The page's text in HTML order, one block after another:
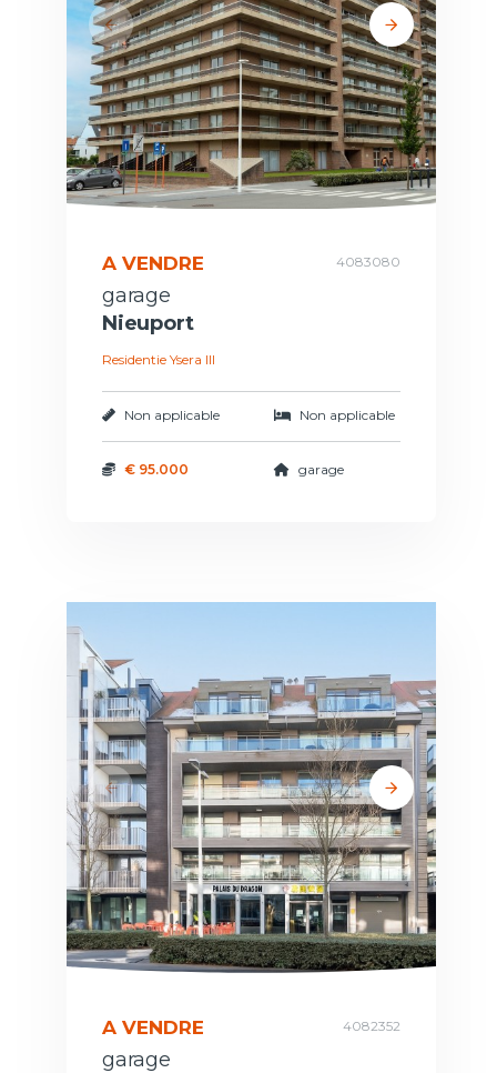
A VENDRE 4083080
garage
Nieuport
Residentie Ysera III
Non applicable Non applicable
€ 95.000 garage
A VENDRE 4082352
garage